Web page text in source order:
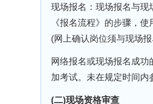
现场报名：现场报名与现
《报名流程》的步骤，
(网上确认岗位须与现场
网络报名或现场报名成
加考试。未在规定时间内
(二)现场资格审查